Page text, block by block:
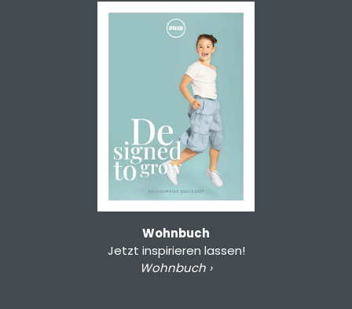
Wohnbuch
Jetzt inspirieren lassen!
Wohnbuch ›